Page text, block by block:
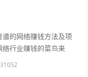
的网络赚钱方法及项
络行业赚钱的菜鸟来
发帖、打码、挂机、时
31052